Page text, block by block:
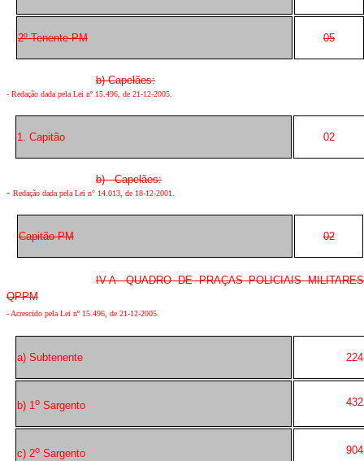
2º Tenente PM 05
b) Capelães:
- Redação dada pela Lei nº 15.496, de 21-12-2005
1. Capitão 02
b) Capelães:
- Redação dada pela Lei n° 14.013, de 18-12-2001.
Capitão PM 02
IV-A- QUADRO DE PRAÇAS POLICIAIS
QPPM
- Acrescido pela Lei nº 15.496, de 21-12-2005
a) Subtenente 224
b) 1o Sargento 432
c) 2o Sargento 904